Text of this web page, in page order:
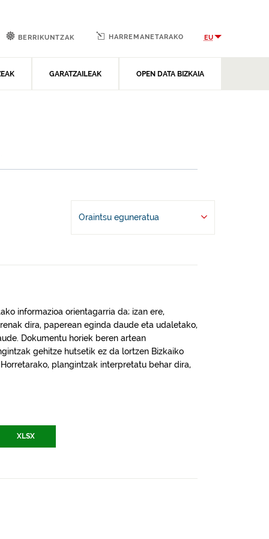
GARATZAILEAK OPEN DATA BIZKAIA
BERRIKUNTZAK HARREMANETARAKO EU
Oraintsu eguneratua
informazioa orientagarria da; izan ere,
dira, paperean eginda daude eta udaletako,
Dokumentu horiek beren artean
gehitze hutsetik ez da lortzen Bizkaiko
plangintzak interpretatu behar dira,
XLSX